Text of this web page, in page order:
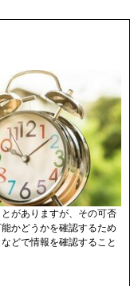
がありますが、その可否
かどうかを確認するため
どで情報を確認すること